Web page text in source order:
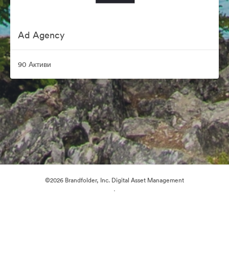
Ad Agency
90 Активи
©2026 Brandfolder, Inc. Digital Asset Management
·